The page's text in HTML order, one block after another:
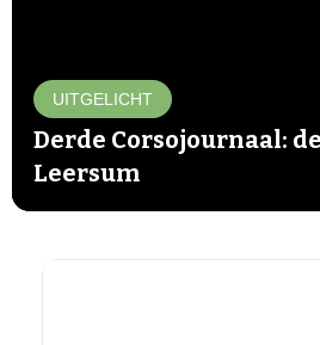
UITGELICHT
Derde Corsojournaal:
Leersum